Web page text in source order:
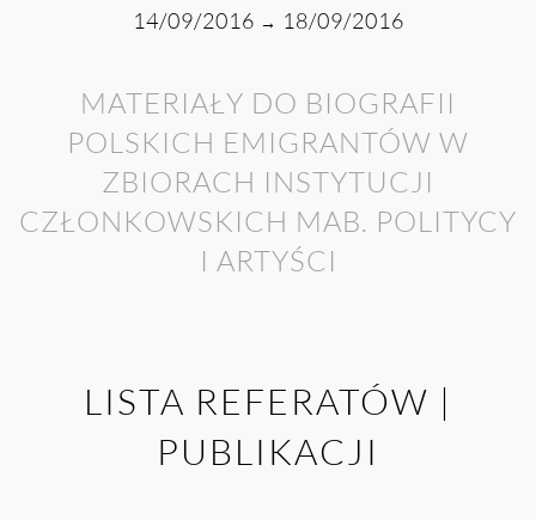
14/09/2016 → 18/09/2016
MATERIAŁY DO BIOGRAFII
POLSKICH EMIGRANTÓW W
ZBIORACH INSTYTUCJI
CZŁONKOWSKICH MAB. POLITYCY
I ARTYŚCI
LISTA REFERATÓW |
PUBLIKACJI